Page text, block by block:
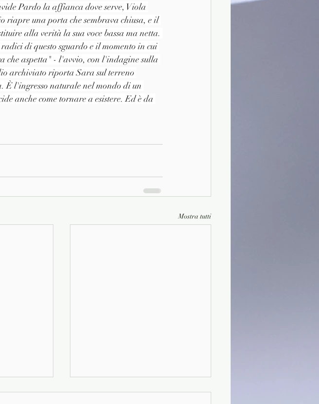
Pardo la affianca dove serve, Viola
riapre una porta che sembrava chiusa, e il
alla verità la sua voce bassa ma netta.
di questo sguardo e il momento in cui
che aspetta" - l'avvio, con l'indagine sulla
archiviato riporta Sara sul terreno
È l'ingresso naturale nel mondo di un
anche come tornare a esistere. Ed è da
Mostra tutti